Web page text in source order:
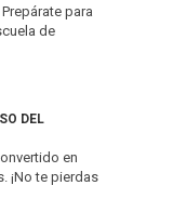
para
de
DEL
en
¡No te pierdas